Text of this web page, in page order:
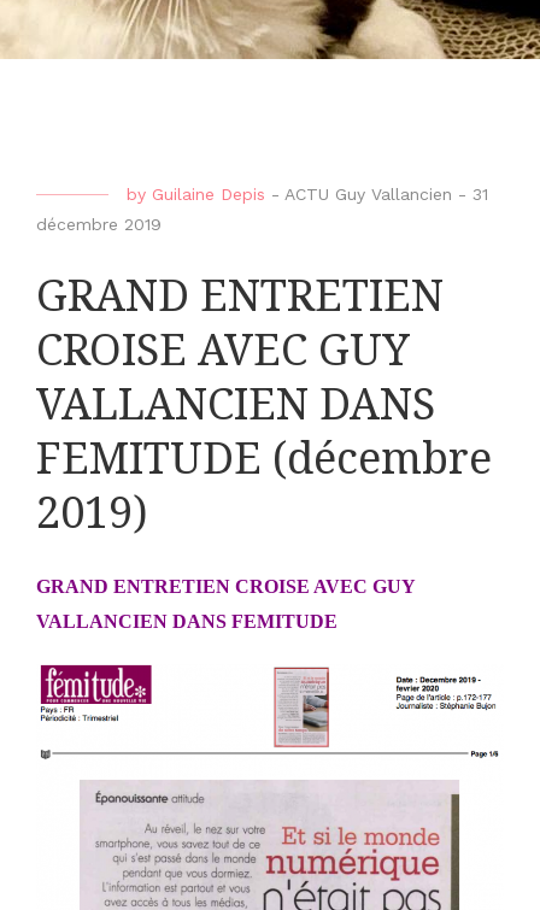
by Guilaine Depis - ACTU Guy Vallancien - 31
décembre 2019
GRAND ENTRETIEN
CROISE AVEC GUY
VALLANCIEN DANS
FEMITUDE (décembre
2019)
GRAND ENTRETIEN CROISE AVEC GUY
VALLANCIEN DANS FEMITUDE